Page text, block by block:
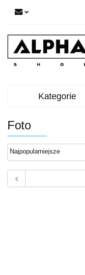
Kategorie
Foto